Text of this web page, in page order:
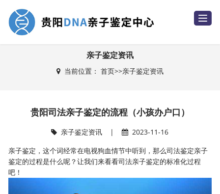
T
o
亲子鉴定资讯
当前位置： 首页>>亲子鉴定资讯
贵阳司法亲子鉴定的流程（小孩办户口）
亲子鉴定资讯 |
2023-11-16
亲子鉴定，这个词经常在电视狗血情节中听到，那么司法鉴定亲子
鉴定的过程是什么呢？让我们来看看司法亲子鉴定的标准化过程
吧！